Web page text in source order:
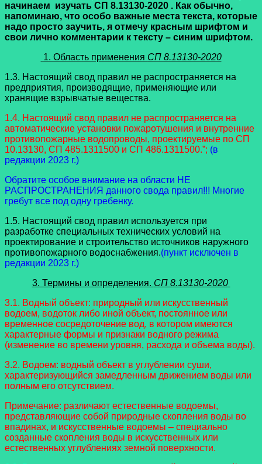
начинаем изучать СП 8.13130-2020 . Как обычно,
напоминаю, что особо важные места текста, которые
надо просто заучить, я отмечу красным шрифтом и
свои лично комментарии к тексту – синим шрифтом.
1. Область применения СП 8.13130-2020
1.3. Настоящий свод правил не распространяется на
предприятия, производящие, применяющие или
хранящие взрывчатые вещества.
1.4. Настоящий свод правил не распространяется на
автоматические установки пожаротушения и внутренние
противопожарные водопроводы, проектируемые по СП
10.13130, СП 485.1311500 и СП 486.1311500.”; (в
редакции 2023 г.)
Обратите особое внимание на области НЕ
РАСПРОСТРАНЕНИЯ данного свода правил!!! Многие
гребут все под одну гребенку.
1.5. Настоящий свод правил используется при
разработке специальных технических условий на
проектирование и строительство источников наружного
противопожарного водоснабжения.(пункт исключен в
редакции 2023 г.)
3. Термины и определения. СП 8.13130-2020
3.1. Водный объект: природный или искусственный
водоем, водоток либо иной объект, постоянное или
временное сосредоточение вод, в котором имеются
характерные формы и признаки водного режима
(изменение во времени уровня, расхода и объема воды).
3.2. Водоем: водный объект в углублении суши,
характеризующийся замедленным движением воды или
полным его отсутствием.
Примечание: различают естественные водоемы,
представляющие собой природные скопления воды во
впадинах, и искусственные водоемы – специально
созданные скопления воды в искусственных или
естественных углублениях земной поверхности.